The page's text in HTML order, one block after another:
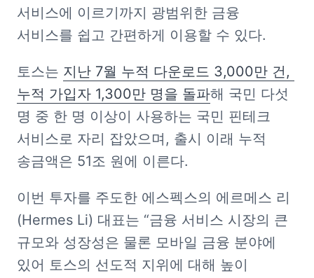
서비스에 이르기까지 광범위한 금융
서비스를 쉽고 간편하게 이용할 수 있다.
토스는 지난 7월 누적 다운로드 3,000만 건,
누적 가입자 1,300만 명을 돌파해 국민 다섯
명 중 한 명 이상이 사용하는 국민 핀테크
서비스로 자리 잡았으며, 출시 이래 누적
송금액은 51조 원에 이른다.
이번 투자를 주도한 에스펙스의 에르메스 리
(Hermes Li) 대표는 “금융 서비스 시장의 큰
규모와 성장성은 물론 모바일 금융 분야에
있어 토스의 선도적 지위에 대해 높이